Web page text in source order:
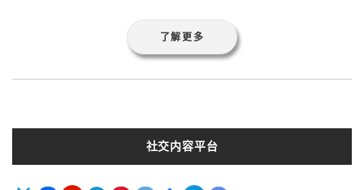
了解更多
社交内容平台